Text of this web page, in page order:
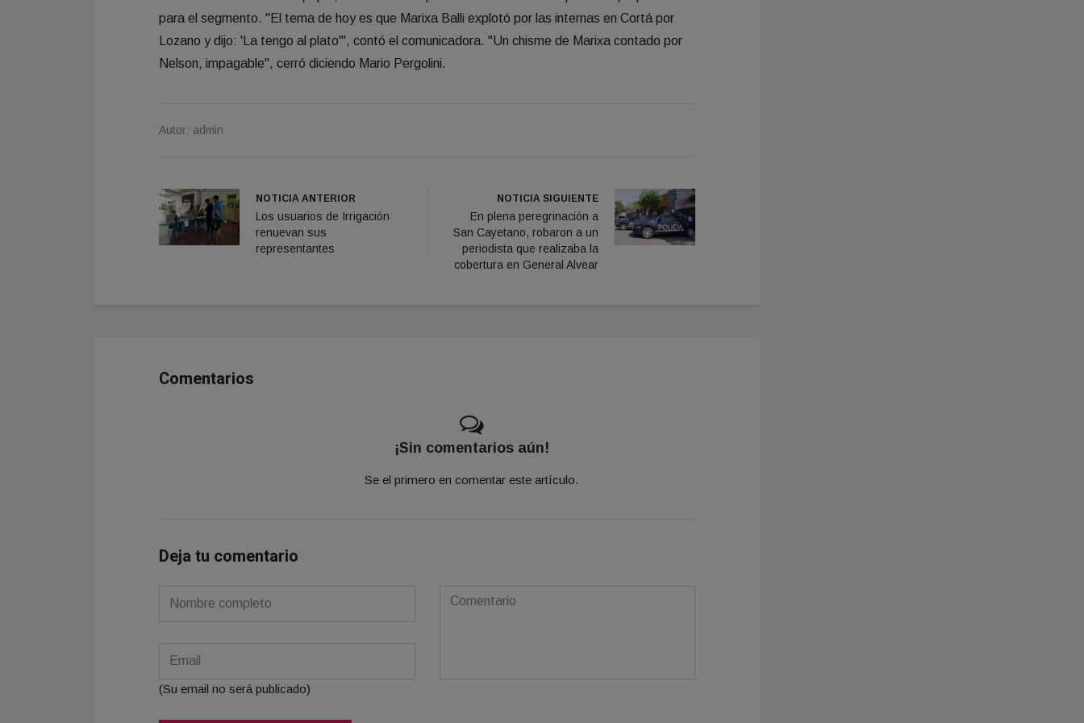
para el segmento. "El tema de hoy es que Marixa Balli explotó por las internas en Cortá por
Lozano y dijo: 'La tengo al plato'", contó el comunicadora. "Un chisme de Marixa contado por
Nelson, impagable", cerró diciendo Mario Pergolini.
Autor: admin
NOTICIA ANTERIOR
Los usuarios de Irrigación
renuevan sus
representantes
NOTICIA SIGUIENTE
En plena peregrinación a
San Cayetano, robaron a un
periodista que realizaba la
cobertura en General Alvear
Comentarios
¡Sin comentarios aún!
Se el primero en comentar este artículo.
Deja tu comentario
(Su email no será publicado)